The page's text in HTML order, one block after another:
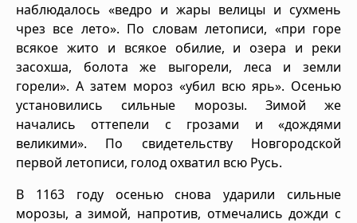
наблюдалось «ведро и жары велицы и сухмень
чрез все лето». По словам летописи, «при горе
всякое жито и всякое обилие, и озера и реки
засохша, болота же выгорели, леса и земли
горели». А затем мороз «убил всю ярь». Осенью
установились сильные морозы. Зимой же
начались оттепели с грозами и «дождями
великими». По свидетельству Новгородской
первой летописи, голод охватил всю Русь.
В 1163 году осенью снова ударили сильные
морозы, а зимой, напротив, отмечались дожди с